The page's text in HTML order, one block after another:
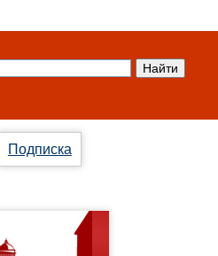
Подписка